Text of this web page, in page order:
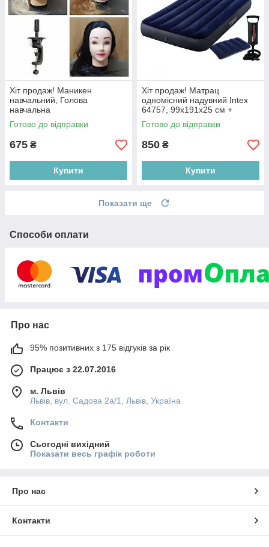
Хіт продаж! Маникен
навчальний, Голова
навчальна
Готово до відправки
675 ₴
Купити
Хіт продаж! Матрац
одномісний надувний Intex
64757, 99х191х25 см +
ручний наcоc + 1 подушка
Готово до відправки
850 ₴
Купити
Показати ще
Способи оплати
Про нас
95% позитивних з 175 відгуків за рік
Працює з 22.07.2016
м. Львів
Львів, вул. Садова 2а/1, Львів, Україна
Контакти
Сьогодні вихідний
Показати весь графік роботи
Про нас
Контакти